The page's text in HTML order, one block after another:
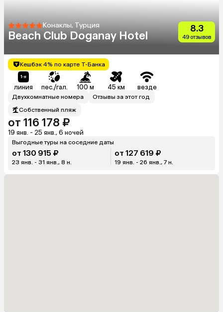
Конаклы, Турция
Beach Club Doganay Hotel
8.3
49 отзывов
Кешбэк 4% по карте Т-Банка
линия пес./гал. 100 м 45 км везде
Двухкомнатные номера
Отзывы за этот год
Собственный пляж
от 116 178 ₽
19 янв. - 25 янв., 6 ночей
Выгодные туры на соседние даты
от 130 915 ₽
23 янв. - 31 янв., 8 н.
от 127 619 ₽
19 янв. - 26 янв., 7 н.